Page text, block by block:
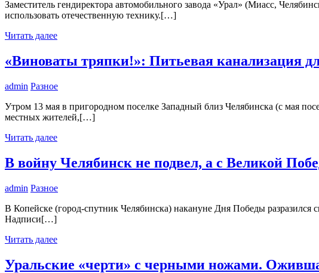
Заместитель гендиректора автомобильного завода «Урал» (Миасс,
использовать отечественную технику.[…]
Читать далее
«Виноваты тряпки!»: Питьевая канализация
admin Разное
Утром 13 мая в пригородном поселке Западный близ Челябинска (с мая
местных жителей,[…]
Читать далее
В войну Челябинск не подвел, а с Великой
admin Разное
В Копейске (город-спутник Челябинска) накануне Дня Победы разразился
Надписи[…]
Читать далее
Уральские «черти» с черными ножами.